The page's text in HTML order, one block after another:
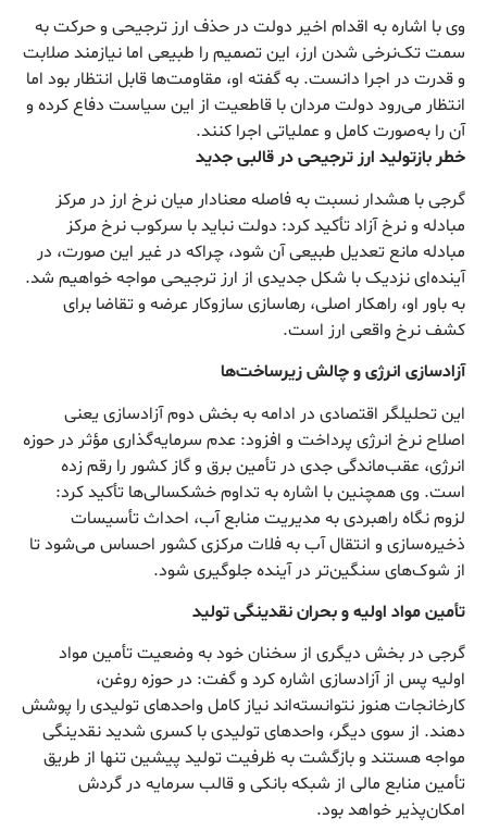
وی با اشاره به اقدام اخیر دولت در حذف ارز ترجیحی و حرکت به
سمت تک‌نرخی شدن ارز، این تصمیم را طبیعی اما نیازمند صلابت
و قدرت در اجرا دانست. به گفته او، مقاومت‌ها قابل انتظار بود اما
انتظار می‌رود دولت مردان با قاطعیت از این سیاست دفاع کرده و
آن را به‌صورت کامل و عملیاتی اجرا کنند.
خطر بازتولید ارز ترجیحی در قالبی جدید
گرجی با هشدار نسبت به فاصله معنادار میان نرخ ارز در مرکز
مبادله و نرخ آزاد تأکید کرد: دولت نباید با سرکوب نرخ مرکز
مبادله مانع تعدیل طبیعی آن شود، چراکه در غیر این صورت، در
آینده‌ای نزدیک با شکل جدیدی از ارز ترجیحی مواجه خواهیم شد.
به باور او، راهکار اصلی، رهاسازی سازوکار عرضه و تقاضا برای
کشف نرخ واقعی ارز است.
آزادسازی انرژی و چالش زیرساخت‌ها
این تحلیلگر اقتصادی در ادامه به بخش دوم آزادسازی یعنی
اصلاح نرخ انرژی پرداخت و افزود: عدم سرمایه‌گذاری مؤثر در حوزه
انرژی، عقب‌ماندگی جدی در تأمین برق و گاز کشور را رقم زده
است. وی همچنین با اشاره به تداوم خشکسالی‌ها تأکید کرد:
لزوم نگاه راهبردی به مدیریت منابع آب، احداث تأسیسات
ذخیره‌سازی و انتقال آب به فلات مرکزی کشور احساس می‌شود تا
از شوک‌های سنگین‌تر در آینده جلوگیری شود.
تأمین مواد اولیه و بحران نقدینگی تولید
گرجی در بخش دیگری از سخنان خود به وضعیت تأمین مواد
اولیه پس از آزادسازی اشاره کرد و گفت: در حوزه روغن،
کارخانجات هنوز نتوانسته‌اند نیاز کامل واحدهای تولیدی را پوشش
دهند. از سوی دیگر، واحدهای تولیدی با کسری شدید نقدینگی
مواجه هستند و بازگشت به ظرفیت تولید پیشین تنها از طریق
تأمین منابع مالی از شبکه بانکی و قالب سرمایه در گردش
امکان‌پذیر خواهد بود.